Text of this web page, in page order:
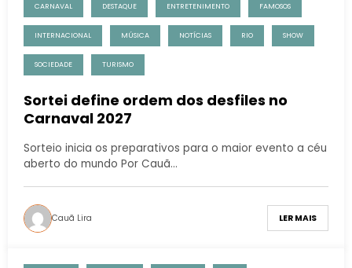
CARNAVAL DESTAQUE ENTRETENIMENTO FAMOSOS
INTERNACIONAL MÚSICA NOTÍCIAS RIO SHOW
SOCIEDADE TURISMO
Sortei define ordem dos desfiles no
Carnaval 2027
Sorteio inicia os preparativos para o maior evento a céu
aberto do mundo Por Cauã…
Cauã Lira LER MAIS